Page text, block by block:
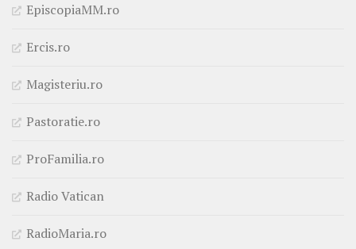
EpiscopiaMM.ro
Ercis.ro
Magisteriu.ro
Pastoratie.ro
ProFamilia.ro
Radio Vatican
RadioMaria.ro